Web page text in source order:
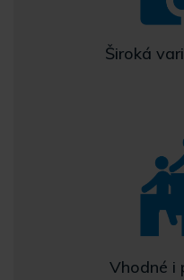
Široká
Vhodné i